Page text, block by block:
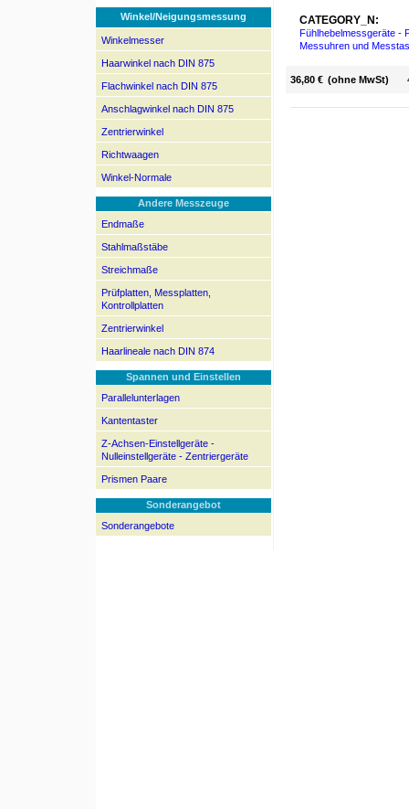
Winkel/Neigungsmessung
Winkelmesser
Haarwinkel nach DIN 875
Flachwinkel nach DIN 875
Anschlagwinkel nach DIN 875
Zentrierwinkel
Richtwaagen
Winkel-Normale
Andere Messzeuge
Endmaße
Stahlmaßstäbe
Streichmaße
Prüfplatten, Messplatten,
Kontrollplatten
Zentrierwinkel
Haarlineale nach DIN 874
Spannen und Einstellen
Parallelunterlagen
Kantentaster
Z-Achsen-Einstellgeräte -
Nulleinstellgeräte - Zentriergeräte
Prismen Paare
Sonderangebot
Sonderangebote
CATEGORY_N:
Fühlhebelmessgeräte -
Messuhren und
36,80 € (ohne MwSt)